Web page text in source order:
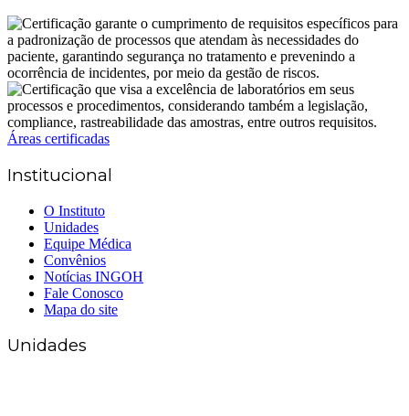
Áreas certificadas
Institucional
O Instituto
Unidades
Equipe Médica
Convênios
Notícias INGOH
Fale Conosco
Mapa do site
Unidades